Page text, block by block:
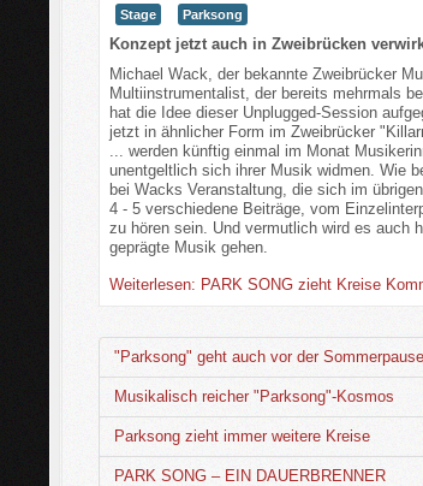
Stage Parksong
Konzept jetzt auch in Zweibrücken
Michael Wack, der bekannte Zweibrücker
Multiinstrumentalist, der bereits mehrmals
hat die Idee dieser Unplugged-Session
jetzt in ähnlicher Form im Zweibrücker
... werden künftig einmal im Monat
unentgeltlich sich ihrer Musik widmen. Wie
bei Wacks Veranstaltung, die sich im
4 - 5 verschiedene Beiträge, vom
zu hören sein. Und vermutlich wird es auch
geprägte Musik gehen.
Weiterlesen: PARK SONG zieht Kreise
"Parksong" geht auch vor der
Musikalisch reicher "Parksong"-Kosmos
Parksong zieht immer weitere Kreise
PARK SONG – EIN DAUERBRENNER